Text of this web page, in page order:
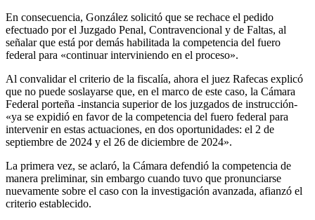
En consecuencia, González solicitó que se rechace el pedido
efectuado por el Juzgado Penal, Contravencional y de Faltas, al
señalar que está por demás habilitada la competencia del fuero
federal para «continuar interviniendo en el proceso».
Al convalidar el criterio de la fiscalía, ahora el juez Rafecas explicó
que no puede soslayarse que, en el marco de este caso, la Cámara
Federal porteña -instancia superior de los juzgados de instrucción-
«ya se expidió en favor de la competencia del fuero federal para
intervenir en estas actuaciones, en dos oportunidades: el 2 de
septiembre de 2024 y el 26 de diciembre de 2024».
La primera vez, se aclaró, la Cámara defendió la competencia de
manera preliminar, sin embargo cuando tuvo que pronunciarse
nuevamente sobre el caso con la investigación avanzada, afianzó el
criterio establecido.